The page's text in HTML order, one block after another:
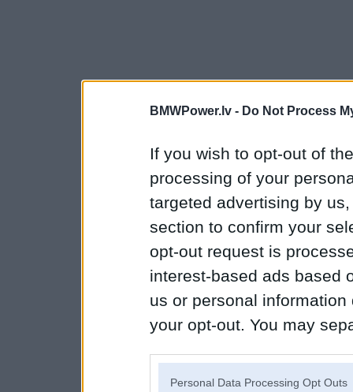
BMWPower.lv - Do Not Process
If you wish to opt-out of
processing of your
targeted advertising by
section to confirm your
opt-out request is
interest-based ads based
us or personal
your opt-out. You may
Personal Data Processing Opt Outs